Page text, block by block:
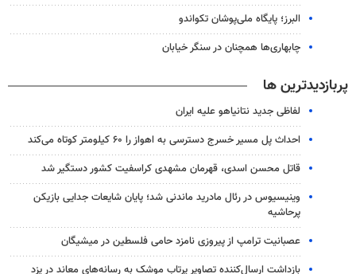
البرز؛ پایگاه ملی‌پوشان تکواندو
چابهاری‌ها همچنان در سنگر خیابان
پربازدیدترین ها
لفاظی جدید نتانیاهو علیه ایران
احداث پل مسیر خسرج دسترسی به اهواز را ۶۰ کیلومتر کوتاه می‌کند
قاتل محسن اسدی، قهرمان مشهدی کراسفیت کشور دستگیر شد
وینیسیوس در رئال مادرید ماندنی شد؛ پایان شایعات جدایی بازیکن
پرحاشیه
عصبانیت ترامپ از پیروزی نامزد حامی فلسطین در میشیگان
بازداشت ارسال‌کننده تصاویر پرتاب موشک به رسانه‌های معاند در یزد